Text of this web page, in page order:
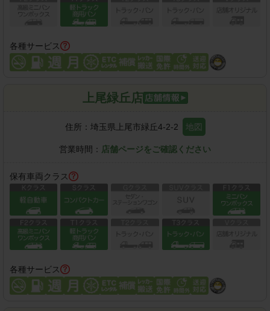
各種サービス
上尾緑丘店
住所： 埼玉県上尾市緑丘4-2-2 地図
営業時間： 店舗ページをご確認ください
保有車両クラス
各種サービス